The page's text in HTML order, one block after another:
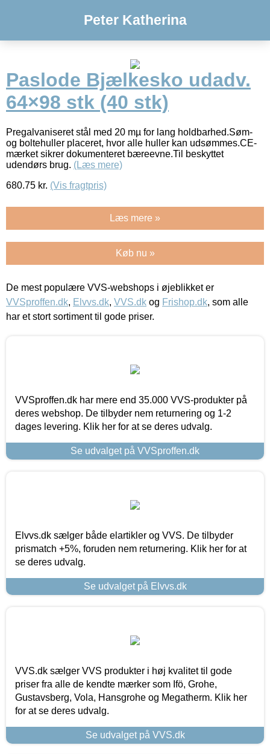
Peter Katherina
Paslode Bjælkesko udadv.
64×98 stk (40 stk)
Pregalvaniseret stål med 20 mµ for lang holdbarhed.Søm-
og boltehuller placeret, hvor alle huller kan udsømmes.CE-
mærket sikrer dokumenteret bæreevne.Til beskyttet
udendørs brug. (Læs mere)
680.75 kr. (Vis fragtpris)
Læs mere »
Køb nu »
De mest populære VVS-webshops i øjeblikket er
VVSproffen.dk, Elvvs.dk, VVS.dk og Frishop.dk, som alle
har et stort sortiment til gode priser.
VVSproffen.dk har mere end 35.000 VVS-produkter på
deres webshop. De tilbyder nem returnering og 1-2
dages levering. Klik her for at se deres udvalg.
Se udvalget på VVSproffen.dk
Elvvs.dk sælger både elartikler og VVS. De tilbyder
prismatch +5%, foruden nem returnering. Klik her for at
se deres udvalg.
Se udvalget på Elvvs.dk
VVS.dk sælger VVS produkter i høj kvalitet til gode
priser fra alle de kendte mærker som Ifö, Grohe,
Gustavsberg, Vola, Hansgrohe og Megatherm. Klik her
for at se deres udvalg.
Se udvalget på VVS.dk